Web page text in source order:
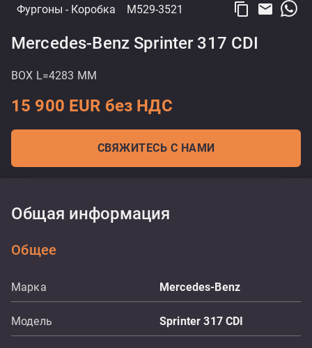
Фургоны - Коробка M529-3521 content_copy email
Mercedes-Benz Sprinter 317 CDI
BOX L=4283 MM
15 900 EUR без НДС
СВЯЖИТЕСЬ С НАМИ
Общая информация
Общее
Марка Mercedes-Benz
Модель Sprinter 317 CDI